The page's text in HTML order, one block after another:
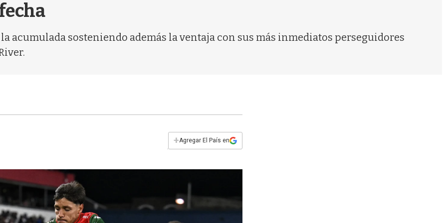
acumulada sosteniendo además la ventaja con sus más inmediatos perseguidores
+Agregar El País en